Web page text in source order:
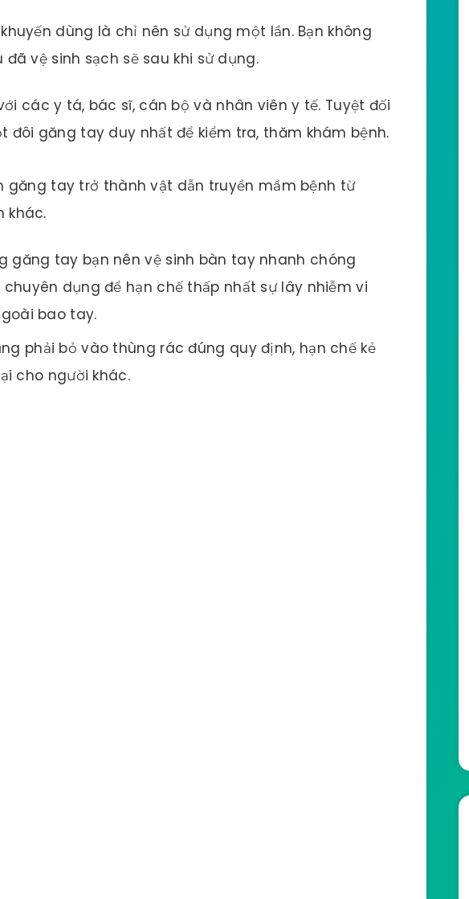
dùng là chỉ nên sử dụng một lần. Bạn không
vệ sinh sạch sẽ sau khi sử dụng.
các y tá, bác sĩ, cán bộ và nhân viên y tế. Tuyệt đối
đôi găng tay duy nhất để kiểm tra, thăm khám bệnh.
găng tay trở thành vật dẫn truyền mầm bệnh từ
khác.
găng tay bạn nên vệ sinh bàn tay nhanh chóng
dụng để hạn chế thấp nhất sự lây nhiễm vi
bao tay.
phải bỏ vào thùng rác đúng quy định, hạn chế kẻ
cho người khác.